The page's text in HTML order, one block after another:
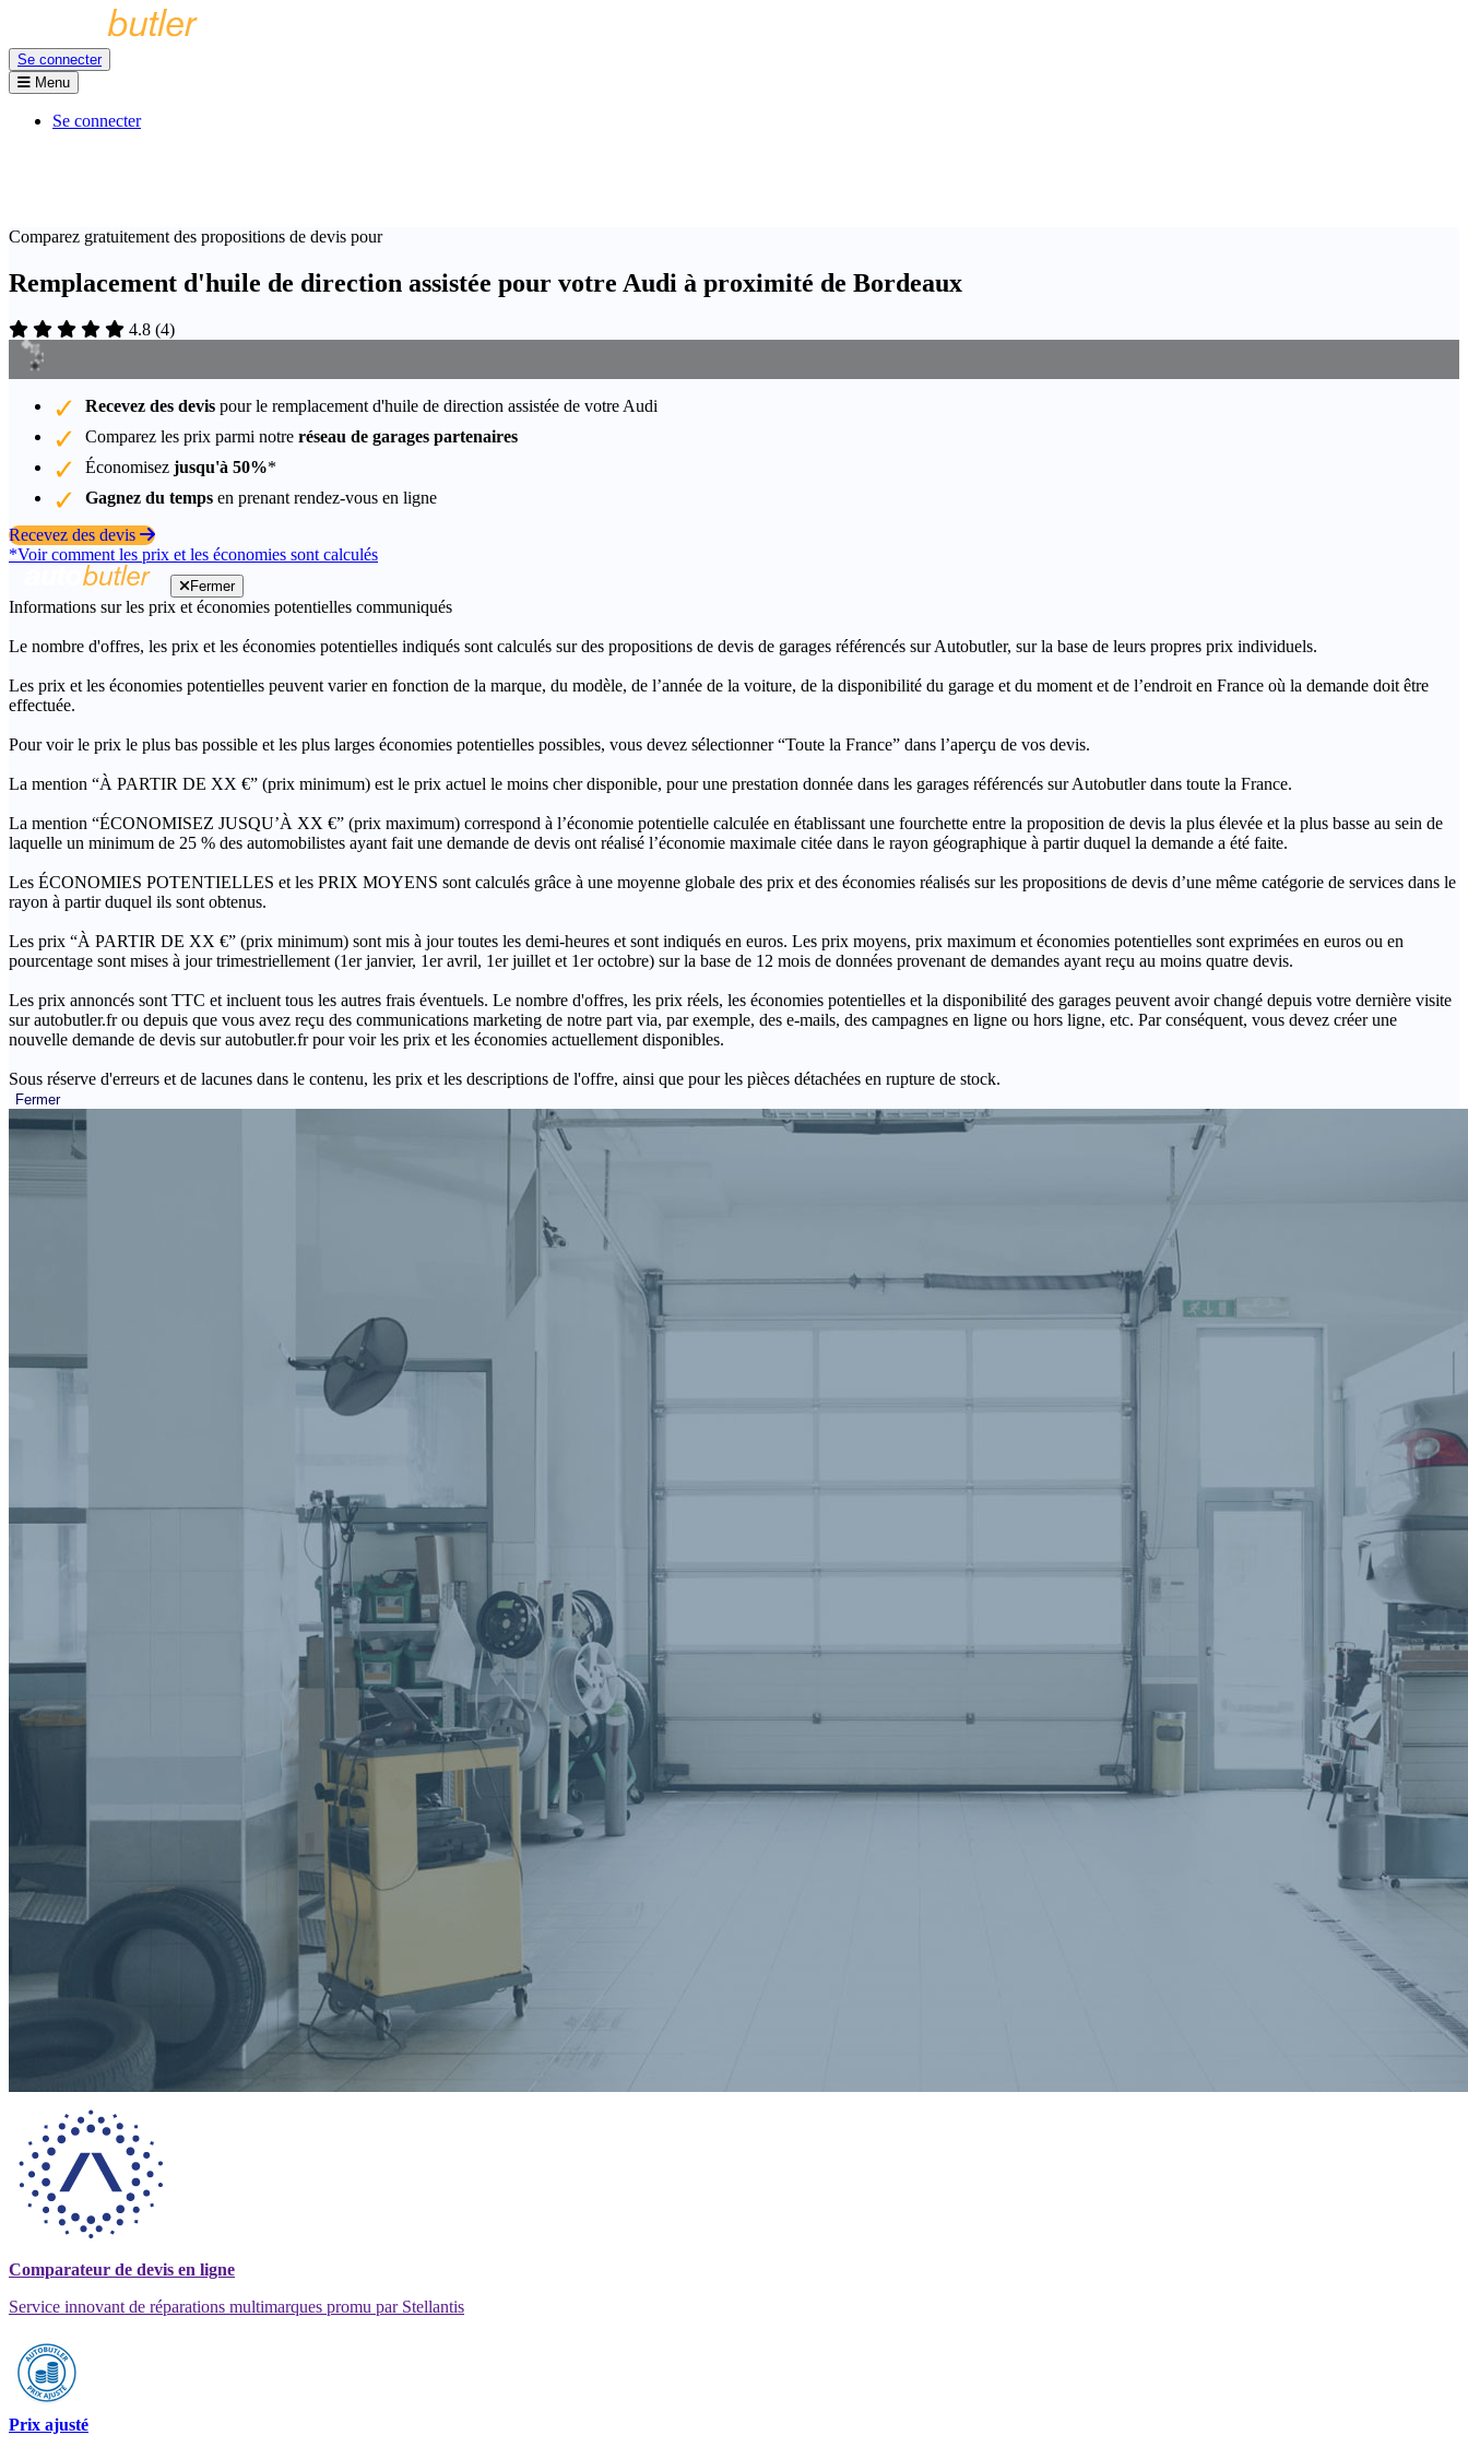
Se connecter
Menu
Se connecter
Comparez gratuitement des propositions de devis pour
Remplacement d'huile de direction assistée pour votre Audi à proximité de Bordeaux
4.8 (4)
Recevez des devis pour le remplacement d'huile de direction assistée de votre Audi
Comparez les prix parmi notre réseau de garages partenaires
Économisez jusqu'à 50%*
Gagnez du temps en prenant rendez-vous en ligne
Recevez des devis
*Voir comment les prix et les économies sont calculés
Fermer
Informations sur les prix et économies potentielles communiqués
Le nombre d'offres, les prix et les économies potentielles indiqués sont calculés sur des propositions de devis de garages référencés sur Autobutler, sur la base de leurs propres prix individuels.
Les prix et les économies potentielles peuvent varier en fonction de la marque, du modèle, de l’année de la voiture, de la disponibilité du garage et du moment et de l’endroit en France où la demande doit être
effectuée.
Pour voir le prix le plus bas possible et les plus larges économies potentielles possibles, vous devez sélectionner “Toute la France” dans l’aperçu de vos devis.
La mention “À PARTIR DE XX €” (prix minimum) est le prix actuel le moins cher disponible, pour une prestation donnée dans les garages référencés sur Autobutler dans toute la France.
La mention “ÉCONOMISEZ JUSQU’À XX €” (prix maximum) correspond à l’économie potentielle calculée en établissant une fourchette entre la proposition de devis la plus élevée et la plus basse au sein de
laquelle un minimum de 25 % des automobilistes ayant fait une demande de devis ont réalisé l’économie maximale citée dans le rayon géographique à partir duquel la demande a été faite.
Les ÉCONOMIES POTENTIELLES et les PRIX MOYENS sont calculés grâce à une moyenne globale des prix et des économies réalisés sur les propositions de devis d’une même catégorie de services dans le
rayon à partir duquel ils sont obtenus.
Les prix “À PARTIR DE XX €” (prix minimum) sont mis à jour toutes les demi-heures et sont indiqués en euros. Les prix moyens, prix maximum et économies potentielles sont exprimées en euros ou en
pourcentage sont mises à jour trimestriellement (1er janvier, 1er avril, 1er juillet et 1er octobre) sur la base de 12 mois de données provenant de demandes ayant reçu au moins quatre devis.
Les prix annoncés sont TTC et incluent tous les autres frais éventuels. Le nombre d'offres, les prix réels, les économies potentielles et la disponibilité des garages peuvent avoir changé depuis votre dernière visite
sur autobutler.fr ou depuis que vous avez reçu des communications marketing de notre part via, par exemple, des e-mails, des campagnes en ligne ou hors ligne, etc. Par conséquent, vous devez créer une
nouvelle demande de devis sur autobutler.fr pour voir les prix et les économies actuellement disponibles.
Sous réserve d'erreurs et de lacunes dans le contenu, les prix et les descriptions de l'offre, ainsi que pour les pièces détachées en rupture de stock.
Fermer
Comparateur de devis en ligne
Service innovant de réparations multimarques promu par Stellantis
Prix ajusté